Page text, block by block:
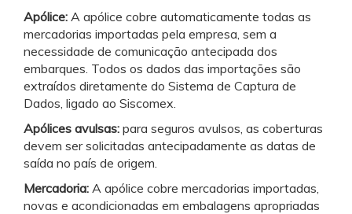
Apólice: A apólice cobre automaticamente todas as
mercadorias importadas pela empresa, sem a
necessidade de comunicação antecipada dos
embarques. Todos os dados das importações são
extraídos diretamente do Sistema de Captura de
Dados, ligado ao Siscomex.
Apólices avulsas: para seguros avulsos, as coberturas
devem ser solicitadas antecipadamente as datas de
saída no país de origem.
Mercadoria: A apólice cobre mercadorias importadas,
novas e acondicionadas em embalagens apropriadas